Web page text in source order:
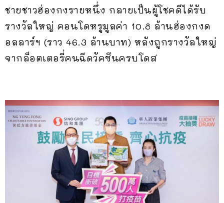
ชายชาวฮ่องกงรายหนึ่ง กลายเป็นผู้โชคดีได้รับ
รางวัลใหญ่ คอนโดหรูมูลค่า 10.8 ล้านฮ่องกงด
อลลาร์ฯ (ราว 46.3 ล้านบาท) หลังถูกรางวัลใหญ่
จากล็อตเตอรี่คนฉีดวัคซีนครบโดส